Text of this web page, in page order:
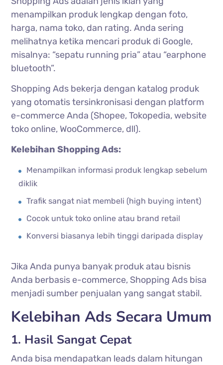
menampilkan produk lengkap dengan foto,
harga, nama toko, dan rating. Anda sering
melihatnya ketika mencari produk di Google,
misalnya: “sepatu running pria” atau “earphone
bluetooth”.
Shopping Ads bekerja dengan katalog produk
yang otomatis tersinkronisasi dengan platform
e-commerce Anda (Shopee, Tokopedia, website
toko online, WooCommerce, dll).
Kelebihan Shopping Ads:
Menampilkan informasi produk lengkap sebelum
diklik
Trafik sangat niat membeli (high buying intent)
Cocok untuk toko online atau brand retail
Konversi biasanya lebih tinggi daripada display
Jika Anda punya banyak produk atau bisnis
Anda berbasis e-commerce, Shopping Ads bisa
menjadi sumber penjualan yang sangat stabil.
Kelebihan Ads Secara Umum
1. Hasil Sangat Cepat
Anda bisa mendapatkan leads dalam hitungan